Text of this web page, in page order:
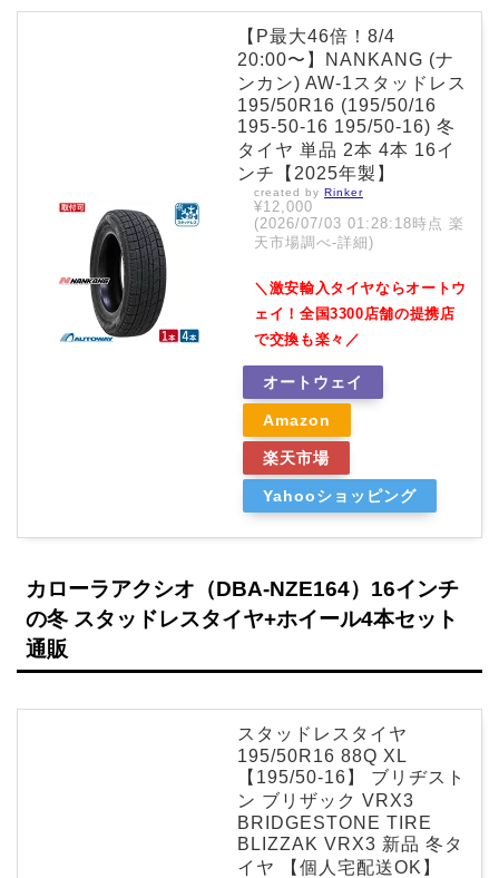
【P最大46倍！8/4
20:00〜】NANKANG (ナ
ンカン) AW-1スタッドレス
195/50R16 (195/50/16
195-50-16 195/50-16) 冬
タイヤ 単品 2本 4本 16イ
ンチ【2025年製】
created by Rinker
¥12,000
(2026/07/03 01:28:18時点 楽
天市場調べ-詳細)
＼激安輸入タイヤならオートウ
ェイ！全国3300店舗の提携店
で交換も楽々／
オートウェイ
Amazon
楽天市場
Yahooショッピング
カローラアクシオ（DBA-NZE164）16インチ
の冬 スタッドレスタイヤ+ホイール4本セット
通販
スタッドレスタイヤ
195/50R16 88Q XL
【195/50-16】 ブリヂスト
ン ブリザック VRX3
BRIDGESTONE TIRE
BLIZZAK VRX3 新品 冬タ
イヤ 【個人宅配送OK】